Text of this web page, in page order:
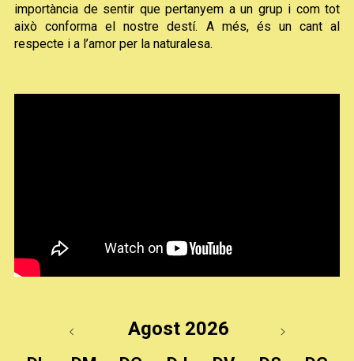
importància de sentir que pertanyem a un grup i com tot
això conforma el nostre destí. A més, és un cant al
respecte i a l’amor per la naturalesa.
Agost 2026